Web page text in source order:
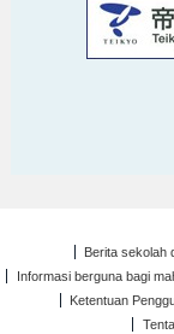
Berita sekolah
Informasi berguna bagi
Ketentuan